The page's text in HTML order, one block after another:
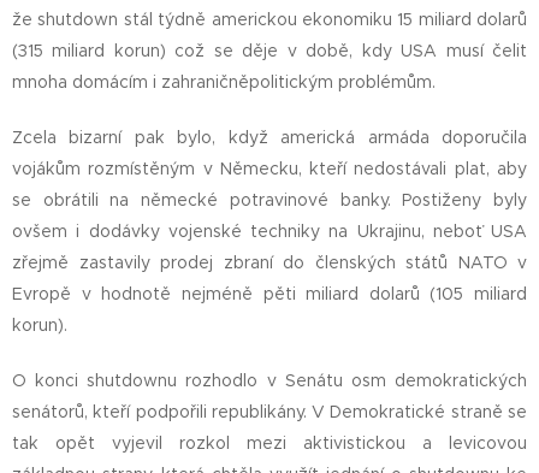
že shutdown stál týdně americkou ekonomiku 15 miliard dolarů
(315 miliard korun) což se děje v době, kdy USA musí čelit
mnoha domácím i zahraničněpolitickým problémům.
Zcela bizarní pak bylo, když americká armáda doporučila
vojákům rozmístěným v Německu, kteří nedostávali plat, aby
se obrátili na německé potravinové banky. Postiženy byly
ovšem i dodávky vojenské techniky na Ukrajinu, neboť USA
zřejmě zastavily prodej zbraní do členských států NATO v
Evropě v hodnotě nejméně pěti miliard dolarů (105 miliard
korun).
O konci shutdownu rozhodlo v Senátu osm demokratických
senátorů, kteří podpořili republikány. V Demokratické straně se
tak opět vyjevil rozkol mezi aktivistickou a levicovou